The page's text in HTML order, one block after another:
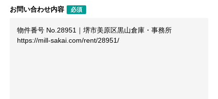
お問い合わせ内容 必須